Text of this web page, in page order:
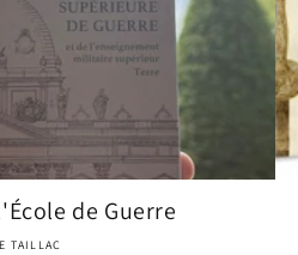
de Guerre
TAILLAC